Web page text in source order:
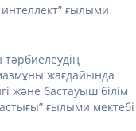
ғылыми
тәрбиелеудің
жағдайында
және бастауыш білім
ғылыми мектебі